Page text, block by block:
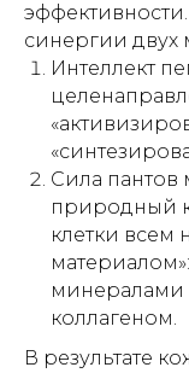
синергии двух
Интеллект
Сила пантов
природный
клетки всем
минералами
коллагеном.
В результате